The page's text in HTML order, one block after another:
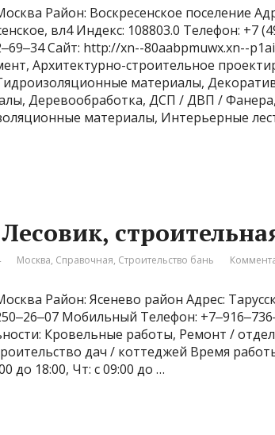
Район: Воскресенское поселение
вл4 Индекс: 108803.0 Телефон: +7
Сайт: http://xn--80aabpmuwx.xn--
Архитектурно-строительное
материалы,
Деревообработка, ДСП / ДВП /
материалы, Интерьерные
Москва, Справочная, Строительство бань
Район: Ясенево район Адрес:
Мобильный Телефон:
Кровельные работы, Ремонт /
дач / коттеджей Время
до 18:00, Чт: с 09:00 до …